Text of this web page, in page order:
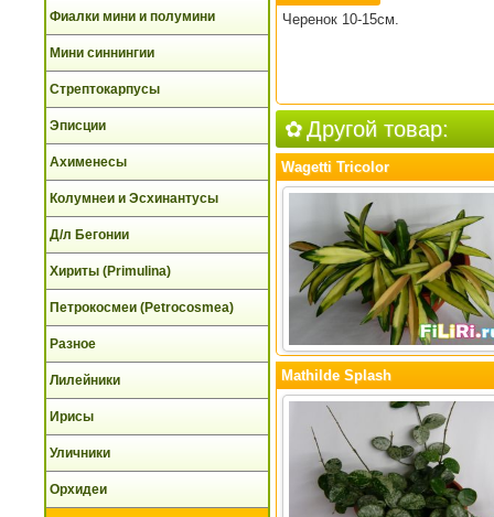
Фиалки мини и полумини
Мини синнингии
Стрептокарпусы
Эписции
Ахименесы
Колумнеи и Эсхинантусы
Д/л Бегонии
Хириты (Primulina)
Петрокосмеи (Petrocosmea)
Разное
Лилейники
Ирисы
Уличники
Орхидеи
Черенок 10-15см.
Другой товар:
Wagetti Tricolor
Mathilde Splash